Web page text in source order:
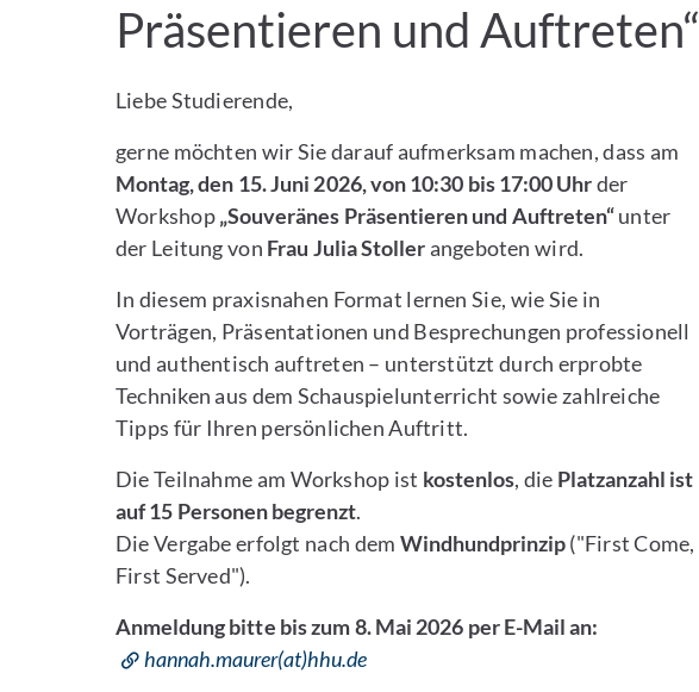
Präsentieren und Auftreten“
Liebe Studierende,
gerne möchten wir Sie darauf aufmerksam machen, dass am
Montag, den 15. Juni 2026, von 10:30 bis 17:00 Uhrder
Workshop„Souveränes Präsentieren und Auftreten“unter
der Leitung von Frau Julia Stollerangeboten wird.
In diesem praxisnahen Format lernen Sie, wie Sie in
Vorträgen, Präsentationen und Besprechungen professionell
und authentisch auftreten – unterstützt durch erprobte
Techniken aus dem Schauspielunterricht sowie zahlreiche
Tipps für Ihren persönlichen Auftritt.
Die Teilnahme am Workshop ist kostenlos, die Platzanzahl ist
auf 15 Personen begrenzt.
Die Vergabe erfolgt nach dem Windhundprinzip("First Come,
First Served").
Anmeldung bitte bis zum 8. Mai 2026 per E-Mail an:
hannah.maurer(at)hhu.de